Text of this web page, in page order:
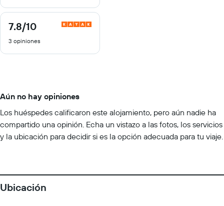
7.8/10
7.8
10
3 opiniones
Aún no hay opiniones
Los huéspedes calificaron este alojamiento, pero aún nadie ha
compartido una opinión. Echa un vistazo a las fotos, los servicios
y la ubicación para decidir si es la opción adecuada para tu viaje.
Ubicación